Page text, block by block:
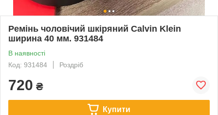
Ремінь чоловічий шкіряний Calvin Klein
ширина 40 мм. 931484
В наявності
Код: 931484
Роздріб
720 ₴
Купити